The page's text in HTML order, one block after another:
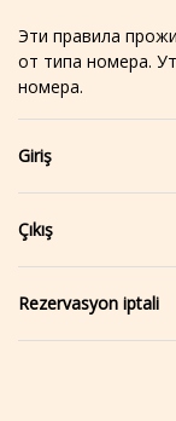
Эти правила
от типа номера.
номера.
Giriş
Çıkış
Rezervasyon iptali